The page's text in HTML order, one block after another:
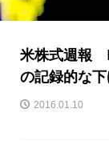
米株式週報
の記録的な
2016.01.10